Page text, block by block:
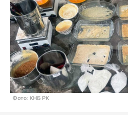
Фото: КНБ РК